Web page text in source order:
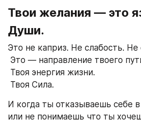
Твои желания — это
Души.
Это не каприз. Не слабость. Не
Это — направление твоего
Твоя энергия жизни.
Твоя Сила.
И когда ты отказываешь себе
или не понимаешь что ты